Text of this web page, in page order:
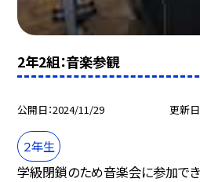
2年2組：音楽参観
公開日 2024/11/29 更新日
２年生
学級閉鎖のため音楽会に参加で